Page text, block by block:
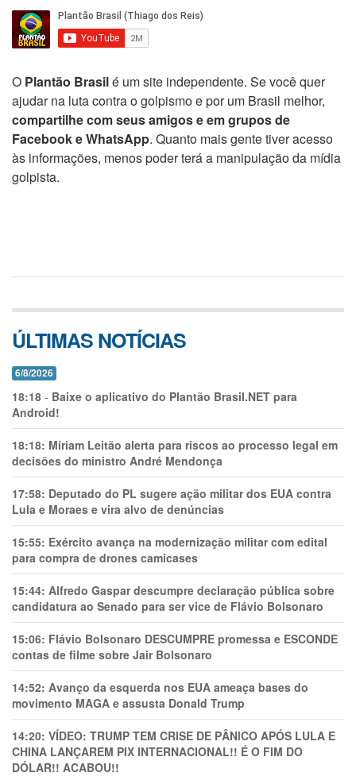
O Plantão Brasilé um site independente. Se você quer
ajudar na luta contra o golpismo e por um Brasil melhor,
compartilhe com seus amigos e em grupos de
Facebook e WhatsApp. Quanto mais gente tiver acesso
às informações, menos poder terá a manipulação da mídia
golpista.
ÚLTIMAS NOTÍCIAS
6/8/2026
18:18 - Baixe o aplicativo do Plantão Brasil.NET para
Android!
18:18: Míriam Leitão alerta para riscos ao processo legal em
decisões do ministro André Mendonça
17:58: Deputado do PL sugere ação militar dos EUA contra
Lula e Moraes e vira alvo de denúncias
15:55: Exército avança na modernização militar com edital
para compra de drones camicases
15:44: Alfredo Gaspar descumpre declaração pública sobre
candidatura ao Senado para ser vice de Flávio Bolsonaro
15:06: Flávio Bolsonaro DESCUMPRE promessa e ESCONDE
contas de filme sobre Jair Bolsonaro
14:52: Avanço da esquerda nos EUA ameaça bases do
movimento MAGA e assusta Donald Trump
14:20: VÍDEO: TRUMP TEM CRlSE DE PÂNlCO APÓS LULA E
CHINA LANÇAREM PIX INTERNACIONAL!! É O FIM DO
DÓLAR!! ACABOU!!